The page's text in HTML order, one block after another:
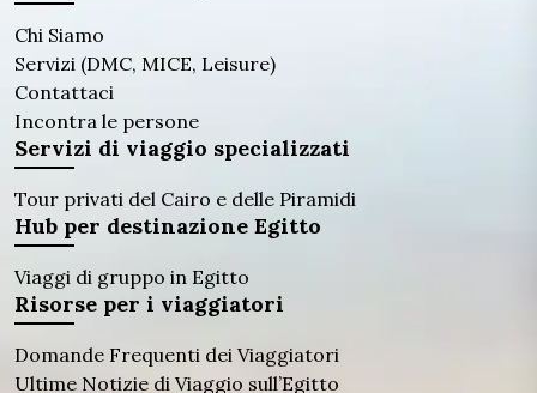
Chi Siamo
Servizi (DMC, MICE, Leisure)
Contattaci
Incontra le persone
Servizi di viaggio specializzati
Tour privati ​​del Cairo e delle Piramidi
Hub per destinazione Egitto
Viaggi di gruppo in Egitto
Risorse per i viaggiatori
Domande Frequenti dei Viaggiatori
Ultime Notizie di Viaggio sull’Egitto